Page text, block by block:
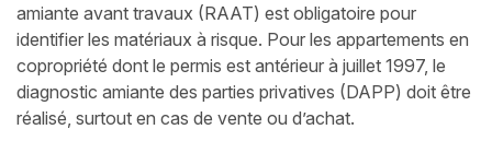
amiante avant travaux (RAAT) est obligatoire pour
identifier les matériaux à risque. Pour les appartements en
copropriété dont le permis est antérieur à juillet 1997, le
diagnostic amiante des parties privatives (DAPP) doit être
réalisé, surtout en cas de vente ou d’achat.